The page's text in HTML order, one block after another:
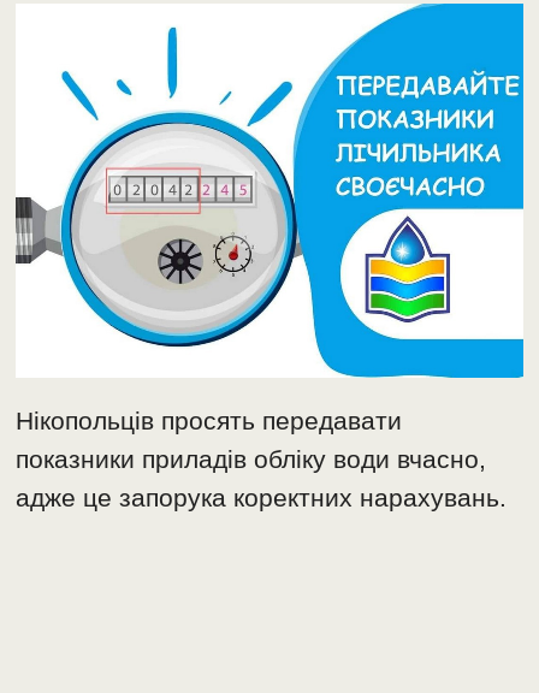
Нікопольців просять передавати
показники приладів обліку води вчасно,
адже це запорука коректних нарахувань.